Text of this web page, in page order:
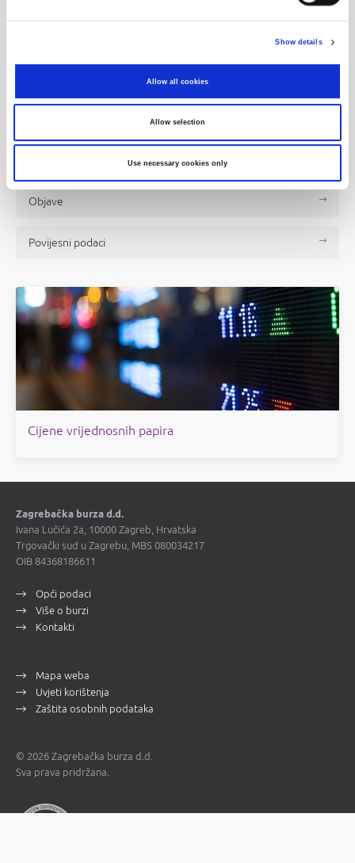
Show details
Allow all cookies
Allow selection
Use necessary cookies only
Nema transakcija na odabrani datum
Objave
Povijesni podaci
Cijene vrijednosnih papira
Zagrebačka burza d.d.
Ivana Lučića 2a, 10000 Zagreb, Hrvatska
Trgovački sud u Zagrebu, MBS 080034217
OIB 84368186611
Opći podaci
Više o burzi
Kontakti
Mapa weba
Uvjeti korištenja
Zaštita osobnih podataka
© 2026 Zagrebačka burza d.d.
Sva prava pridržana.